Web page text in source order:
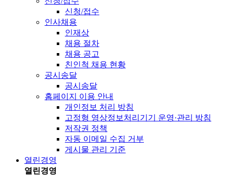
신청/접수
인사채용
인재상
채용 절차
채용 공고
친인척 채용 현황
공시송달
공시송달
홈페이지 이용 안내
개인정보 처리 방침
고정형 영상정보처리기기 운영·관리 방침
저작권 정책
자동 이메일 수집 거부
게시물 관리 기준
열린경영
열린경영